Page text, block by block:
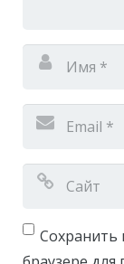
Сохранить